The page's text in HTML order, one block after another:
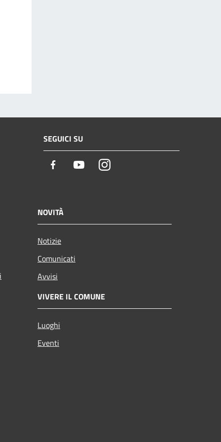
SEGUICI SU
Facebook YoutubeInstagram
NOVITÀ
Notizie
Comunicati
Avvisi
VIVERE IL COMUNE
Luoghi
Eventi